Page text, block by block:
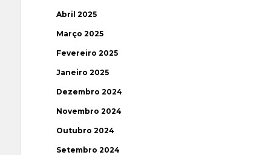
Abril 2025
Março 2025
Fevereiro 2025
Janeiro 2025
Dezembro 2024
Novembro 2024
Outubro 2024
Setembro 2024